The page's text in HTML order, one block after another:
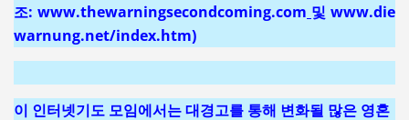
조: www.thewarningsecondcoming.com 및www.die
warnung.net/index.htm)
이 인터넷기도 모임에서는대경고를 통해 변화될 많은 영혼